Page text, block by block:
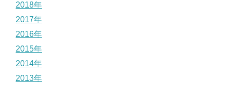
2018年
2017年
2016年
2015年
2014年
2013年